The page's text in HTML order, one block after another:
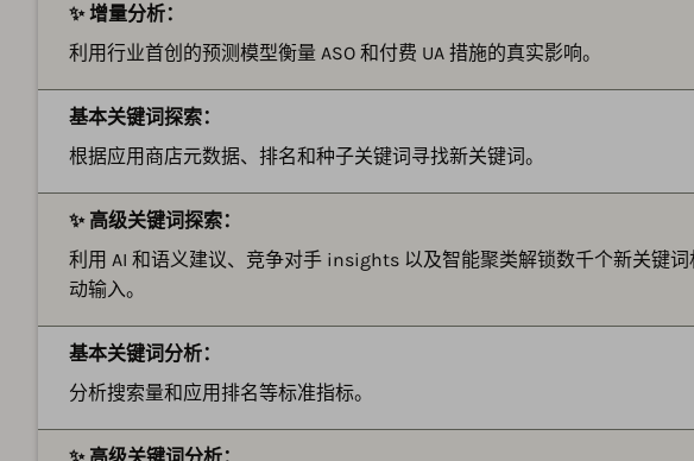
✨ 增量分析：
利用行业首创的预测模型衡量 ASO 和付费 UA 措施的真实影响。
基本关键词探索：
根据应用商店元数据、排名和种子关键词寻找新关键词。
✨ 高级关键词探索：
利用 AI 和语义建议、竞争对手 insights 以及智能聚类解锁数千个新关键
动输入。
基本关键词分析：
分析搜索量和应用排名等标准指标。
✨ 高级关键词分析：